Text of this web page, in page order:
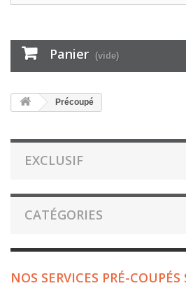
Panier (vide)
Précoupé
EXCLUSIF
CATÉGORIES
NOS SERVICES PRÉ-COUPÉS